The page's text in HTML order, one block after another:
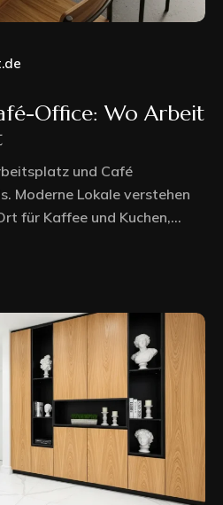
Office: Wo Arbeit
und Café
Moderne Lokale verstehen
für Kaffee und Kuchen,...